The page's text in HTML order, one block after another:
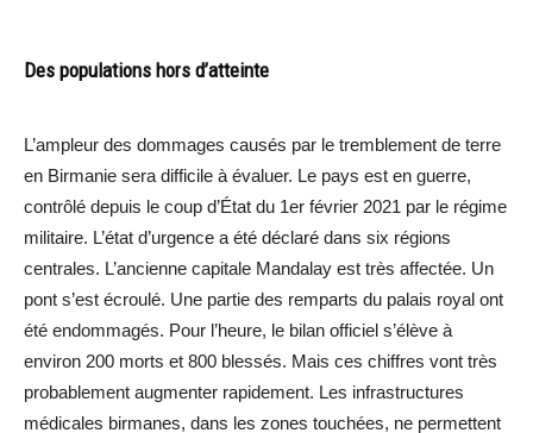
Des populations hors d’atteinte
L’ampleur des dommages causés par le tremblement de terre
en Birmanie sera difficile à évaluer. Le pays est en guerre,
contrôlé depuis le coup d’État du 1er février 2021 par le régime
militaire. L’état d’urgence a été déclaré dans six régions
centrales. L’ancienne capitale Mandalay est très affectée. Un
pont s’est écroulé. Une partie des remparts du palais royal ont
été endommagés. Pour l’heure, le bilan officiel s’élève à
environ 200 morts et 800 blessés. Mais ces chiffres vont très
probablement augmenter rapidement. Les infrastructures
médicales birmanes, dans les zones touchées, ne permettent